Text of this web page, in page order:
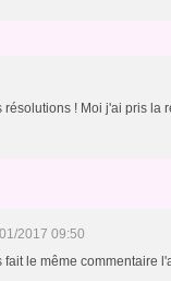
résolutions ! Moi j'ai pris
2017 09:50
fait le même commentaire